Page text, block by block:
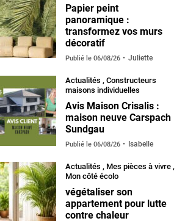
Papier peint
panoramique :
transformez vos murs
décoratif
Publié le 06/08/26 Juliette
Actualités , Constructeurs
maisons individuelles
Avis Maison Crisalis :
maison neuve Carspach
Sundgau
Publié le 06/08/26 Isabelle
Actualités , Mes pièces à vivre ,
Mon côté écolo
végétaliser son
appartement pour lutte
contre chaleur